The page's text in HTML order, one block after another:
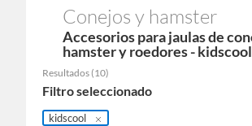
Conejos y hamster
Accesorios para jaulas de conejos,
hamster y roedores - kidscool
Resultados (10)
Filtro seleccionado
kidscool